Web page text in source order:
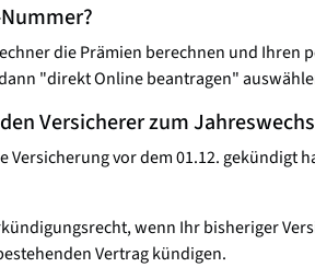
die Prämien berechnen und
"direkt Online beantragen"
Versicherer zum
Versicherung vor dem 01.12.
wenn Ihr bisheriger
Vertrag kündigen.